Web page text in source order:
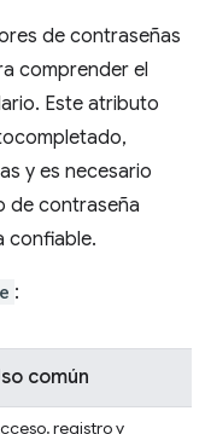
de contraseñas
comprender el
Este atributo
y es necesario
de contraseña
confiable.
:
común
registro y